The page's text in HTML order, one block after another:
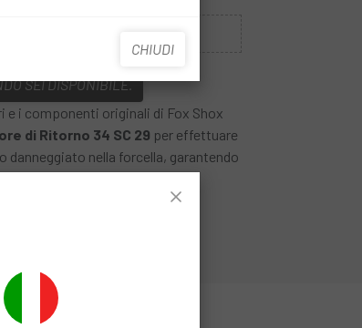
SEI DISPONIBILE.
CHIUDI
e i componenti originali di Fox Shox
di Ritorno 34 SC 29 per effettuare
nella forcella, garantendo